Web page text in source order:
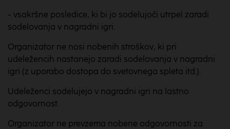
- vsakršne posledice, ki bi jo sodelujoči utrpel zaradi
sodelovanja v nagradni igri.
Organizator ne nosi nobenih stroškov, ki pri
udeležencih nastanejo zaradi sodelovanja v nagradni
igri (z uporabo dostopa do svetovnega spleta itd.).
Udeleženci sodelujejo v nagradni igri na lastno
odgovornost.
Organizator ne prevzema nobene odgovornosti za